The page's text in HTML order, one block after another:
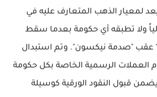
لمعيار الذهب المتعارف عليه في
ولا تطبقه أي حكومة بعدما سقط
كلياً في عام 1971 عقب "صدمة نيكسون". وتم استبدال
العملات الرسمية الخاصة بكل حكومة
قبول النقود الورقية كوسيلة